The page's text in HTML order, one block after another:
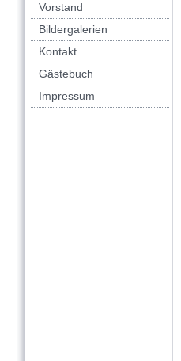
Vorstand
Bildergalerien
Kontakt
Gästebuch
Impressum